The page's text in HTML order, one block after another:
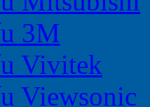
3M
Vivitek
Viewsonic